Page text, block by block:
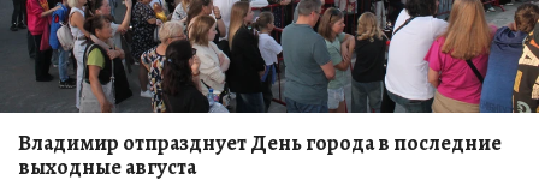
Владимир отпразднует День города в последние
выходные августа